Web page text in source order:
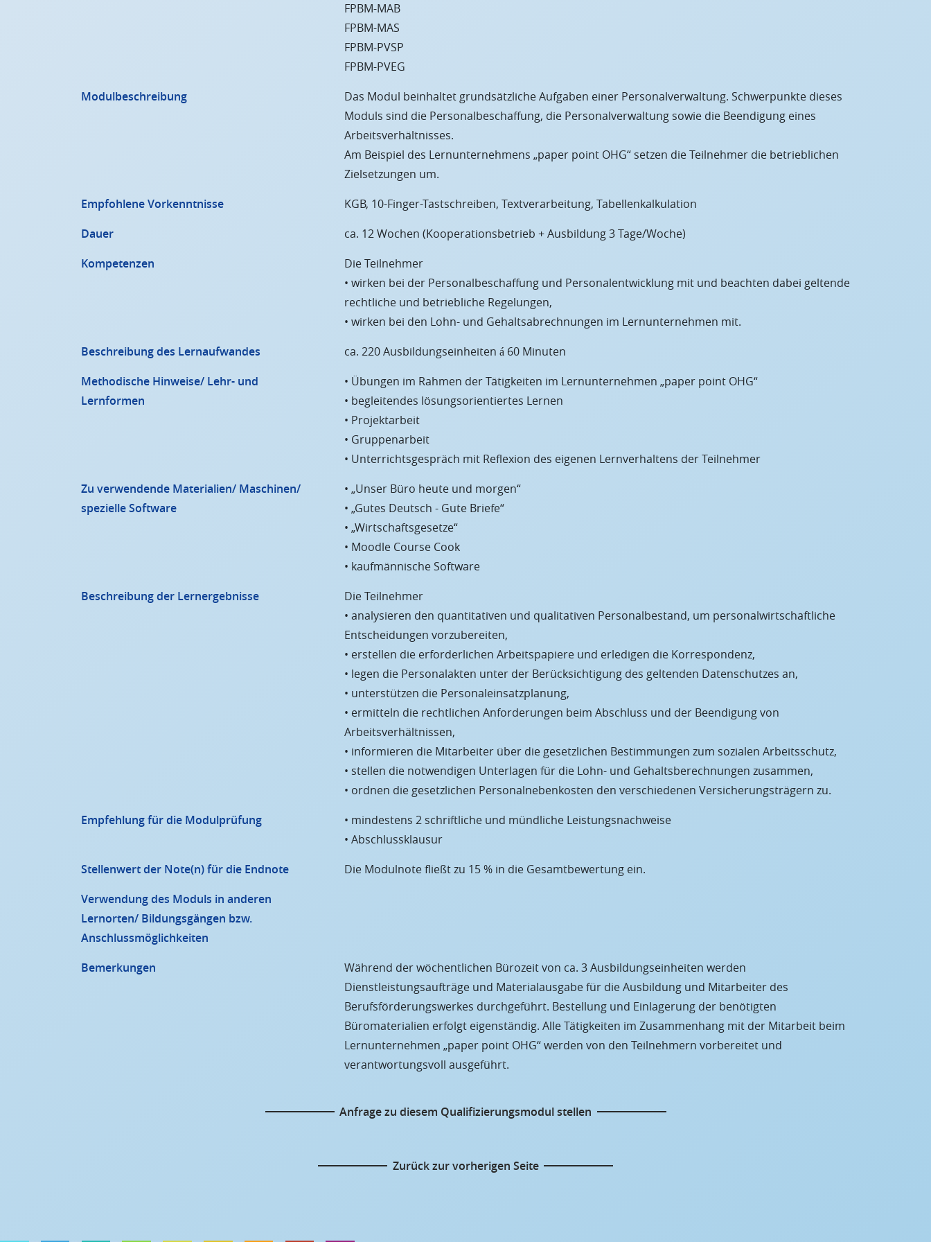
FPBM-MAB
FPBM-MAS
FPBM-PVSP
FPBM-PVEG
Modulbeschreibung
Das Modul beinhaltet grundsätzliche Aufgaben einer Personalverwaltung. Schwerpunkte dieses
Moduls sind die Personalbeschaffung, die Personalverwaltung sowie die Beendigung eines
Arbeitsverhältnisses.
Am Beispiel des Lernunternehmens „paper point OHG“ setzen die Teilnehmer die betrieblichen
Zielsetzungen um.
Empfohlene Vorkenntnisse
KGB, 10-Finger-Tastschreiben, Textverarbeitung, Tabellenkalkulation
Dauer
ca. 12 Wochen (Kooperationsbetrieb + Ausbildung 3 Tage/Woche)
Kompetenzen
Die Teilnehmer
• wirken bei der Personalbeschaffung und Personalentwicklung mit und beachten dabei geltende
rechtliche und betriebliche Regelungen,
• wirken bei den Lohn- und Gehaltsabrechnungen im Lernunternehmen mit.
Beschreibung des Lernaufwandes
ca. 220 Ausbildungseinheiten á 60 Minuten
Methodische Hinweise/ Lehr- und
Lernformen
• Übungen im Rahmen der Tätigkeiten im Lernunternehmen „paper point OHG“
• begleitendes lösungsorientiertes Lernen
• Projektarbeit
• Gruppenarbeit
• Unterrichtsgespräch mit Reflexion des eigenen Lernverhaltens der Teilnehmer
Zu verwendende Materialien/ Maschinen/
spezielle Software
• „Unser Büro heute und morgen“
• „Gutes Deutsch - Gute Briefe“
• „Wirtschaftsgesetze“
• Moodle Course Cook
• kaufmännische Software
Beschreibung der Lernergebnisse
Die Teilnehmer
• analysieren den quantitativen und qualitativen Personalbestand, um personalwirtschaftliche
Entscheidungen vorzubereiten,
• erstellen die erforderlichen Arbeitspapiere und erledigen die Korrespondenz,
• legen die Personalakten unter der Berücksichtigung des geltenden Datenschutzes an,
• unterstützen die Personaleinsatzplanung,
• ermitteln die rechtlichen Anforderungen beim Abschluss und der Beendigung von
Arbeitsverhältnissen,
• informieren die Mitarbeiter über die gesetzlichen Bestimmungen zum sozialen Arbeitsschutz,
• stellen die notwendigen Unterlagen für die Lohn- und Gehaltsberechnungen zusammen,
• ordnen die gesetzlichen Personalnebenkosten den verschiedenen Versicherungsträgern zu.
Empfehlung für die Modulprüfung
• mindestens 2 schriftliche und mündliche Leistungsnachweise
• Abschlussklausur
Stellenwert der Note(n) für die Endnote
Die Modulnote fließt zu 15 % in die Gesamtbewertung ein.
Verwendung des Moduls in anderen
Lernorten/ Bildungsgängen bzw.
Anschlussmöglichkeiten
Bemerkungen
Während der wöchentlichen Bürozeit von ca. 3 Ausbildungseinheiten werden
Dienstleistungsaufträge und Materialausgabe für die Ausbildung und Mitarbeiter des
Berufsförderungswerkes durchgeführt. Bestellung und Einlagerung der benötigten
Büromaterialien erfolgt eigenständig. Alle Tätigkeiten im Zusammenhang mit der Mitarbeit beim
Lernunternehmen „paper point OHG“ werden von den Teilnehmern vorbereitet und
verantwortungsvoll ausgeführt.
Anfrage zu diesem Qualifizierungsmodul stellen
Zurück zur vorherigen Seite